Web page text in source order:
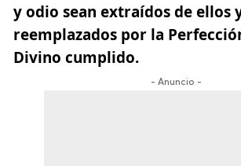
y odio sean extraídos de ellos
reemplazados por la
Divino cumplido.
- Anuncio -